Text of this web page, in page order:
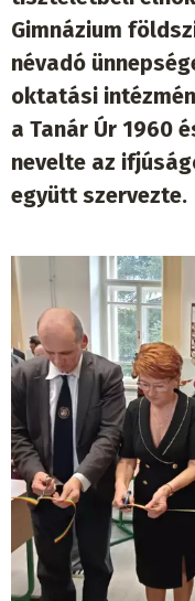
Gimnázium
névadó
oktatási
a Tanár Úr 1960
nevelte az
együtt szervezte.